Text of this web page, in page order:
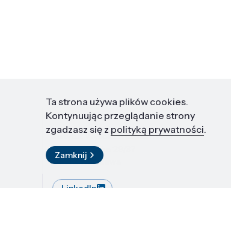
Kontakt
Instytut Wysokich Ciśnień PAN
ul. Sokołowska 29/37
01-142 Warszawa
LinkedIn
Ta strona używa plików cookies.
Kontynuując przeglądanie strony
zgadzasz się z polityką prywatności.
Zamknij